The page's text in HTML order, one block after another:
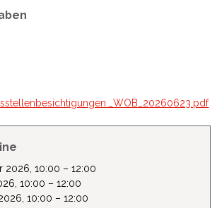
2026, 10:00 – 12:00
10:00 – 12:00
10:00 – 12:00